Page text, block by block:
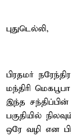
புதுடெல்லி,
பிரதமர்
மந்திரி
இந்த
பகுதியில்
ஒரே வழி என